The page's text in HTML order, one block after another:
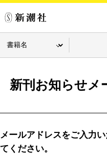
新刊お知らせメ
メールアドレスをご入力
てください。